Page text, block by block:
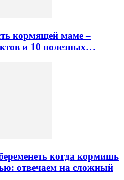
кормящей маме –
и 10 полезных…
когда кормишь
отвечаем на сложный